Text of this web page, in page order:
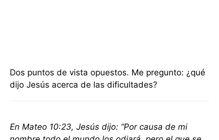
Dos puntos de vista opuestos. Me pregunto: ¿qué
dijo Jesús acerca de las dificultades?
En Mateo 10:23, Jesús dijo: “Por causa de mi